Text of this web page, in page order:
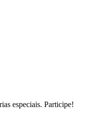
especiais. Participe!